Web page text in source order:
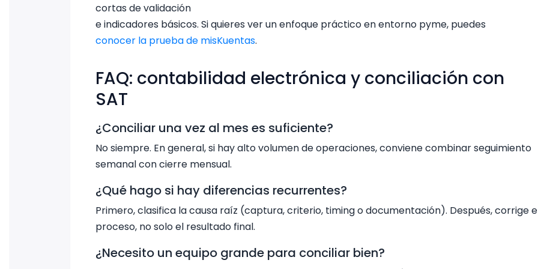
cortas de validación
e indicadores básicos. Si quieres ver un enfoque práctico en entorno pyme, puedes
conocer la prueba de misKuentas.
FAQ: contabilidad electrónica y conciliación con
SAT
¿Conciliar una vez al mes es suficiente?
No siempre. En general, si hay alto volumen de operaciones, conviene combinar seguimiento
semanal con cierre mensual.
¿Qué hago si hay diferencias recurrentes?
Primero, clasifica la causa raíz (captura, criterio, timing o documentación). Después, corrige
proceso, no solo el resultado final.
¿Necesito un equipo grande para conciliar bien?